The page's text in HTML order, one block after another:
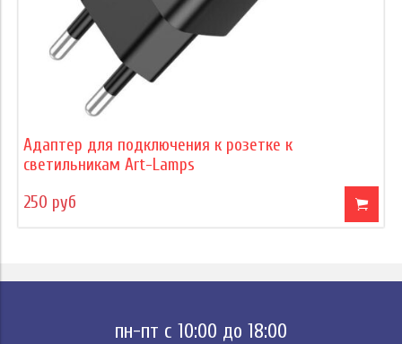
Адаптер для подключения к розетке к
светильникам Art-Lamps
250 руб
пн-пт с 10:00 до 18:00